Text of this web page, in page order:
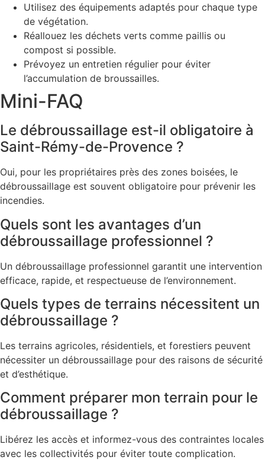
Utilisez des équipements adaptés pour chaque type
de végétation.
Réallouez les déchets verts comme paillis ou
compost si possible.
Prévoyez un entretien régulier pour éviter
l’accumulation de broussailles.
Mini-FAQ
Le débroussaillage est-il obligatoire à
Saint-Rémy-de-Provence ?
Oui, pour les propriétaires près des zones boisées, le
débroussaillage est souvent obligatoire pour prévenir les
incendies.
Quels sont les avantages d’un
débroussaillage professionnel ?
Un débroussaillage professionnel garantit une intervention
efficace, rapide, et respectueuse de l’environnement.
Quels types de terrains nécessitent un
débroussaillage ?
Les terrains agricoles, résidentiels, et forestiers peuvent
nécessiter un débroussaillage pour des raisons de sécurité
et d’esthétique.
Comment préparer mon terrain pour le
débroussaillage ?
Libérez les accès et informez-vous des contraintes locales
avec les collectivités pour éviter toute complication.